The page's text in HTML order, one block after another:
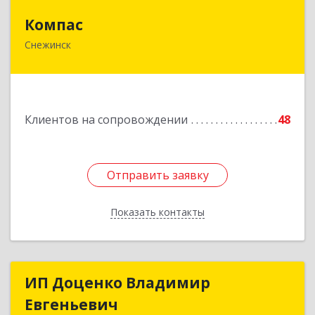
Компас
Снежинск
Клиентов на сопровождении 48
Отправить заявку
Показать контакты
Отправить заявку
Назад
ИП Доценко Владимир
Евгеньевич
ИП Доценко Владимир